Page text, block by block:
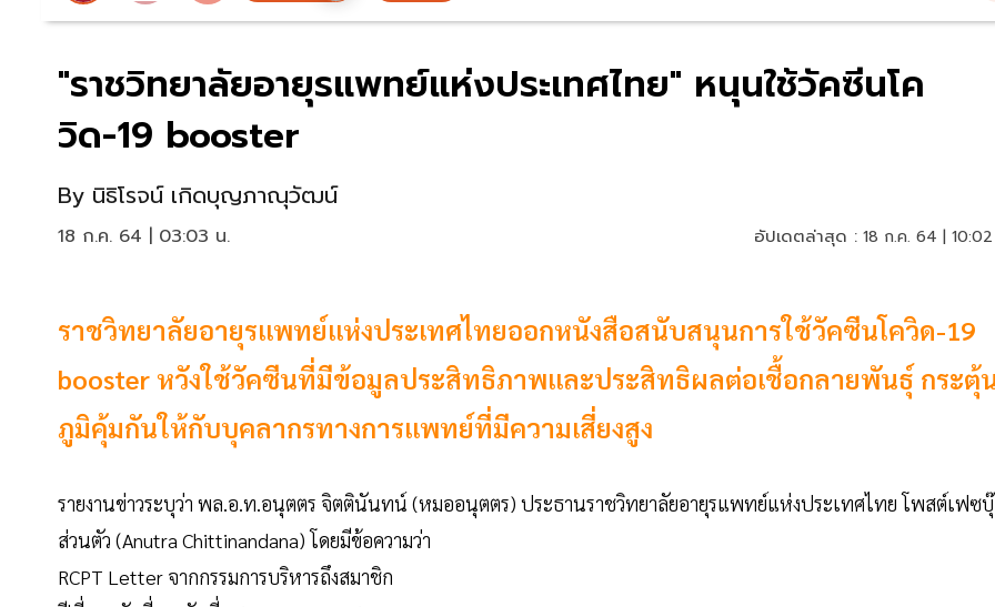
"ราชวิทยาลัยอายุรแพทย์แห่งประเทศไทย" หนุนใช้วัคซีนโค
วิด-19 booster
By นิธิโรจน์ เกิดบุญภาณุวัฒน์
18 ก.ค. 64 | 03:03 น. อัปเดตล่าสุด : 18 ก.ค. 64 |
ราชวิทยาลัยอายุรแพทย์แห่งประเทศไทยออกหนังสือสนับสนุนการใช้วัคซีนโควิด-19
booster หวังใช้วัคซีนที่มีข้อมูลประสิทธิภาพและประสิทธิผลต่อเชื้อกลายพันธุ์ กระตุ้
ภูมิคุ้มกันให้กับบุคลากรทางการแพทย์ที่มีความเสี่ยงสูง
รายงานข่าวระบุว่า พล.อ.ท.อนุตตร จิตตินันทน์ (หมออนุตตร) ประธานราชวิทยาลัยอายุรแพทย์แห่งประเทศไทย โพสต์เฟซ
ส่วนตัว (Anutra Chittinandana) โดยมีข้อความว่า
RCPT Letter จากกรรมการบริหารถึงสมาชิก